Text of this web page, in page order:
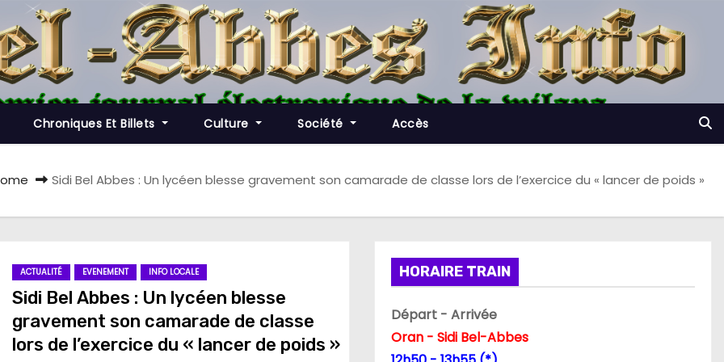
Chroniques Et Billets Culture Société Accès
Sidi Bel Abbes : Un lycéen blesse gravement son camarade de classe lors de l’exercice du « lancer de poids »
ACTUALITÉ EVENEMENT INFO LOCALE
Sidi Bel Abbes : Un lycéen blesse
gravement son camarade de classe
lors de l’exercice du « lancer de poids »
HORAIRE TRAIN
Départ - Arrivée
Oran - Sidi Bel-Abbes